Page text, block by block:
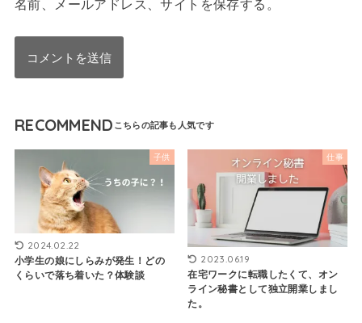
RECOMMEND
子供
2024.02.22
小学生の娘にしらみが発生！どの
くらいで落ち着いた？体験談
仕事
2023.06.19
在宅ワークに転職したくて、オン
ライン秘書として独立開業しまし
た。